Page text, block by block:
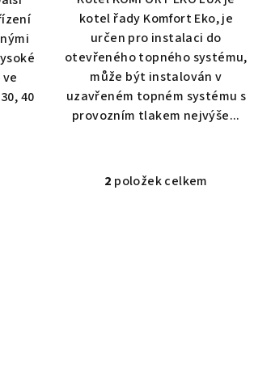
40
z
5
hvězdiček.
kotel řady Komfort Eko, je
určen pro instalaci do
otevřeného topného systému,
může být instalován v
uzavřeném topném systému s
provozním tlakem nejvýše...
O
2 položek celkem